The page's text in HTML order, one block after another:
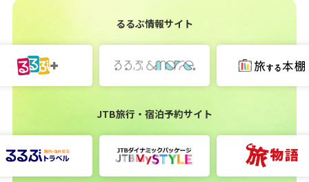
るるぶ情報サイト
JTB旅行・宿泊予約サイト